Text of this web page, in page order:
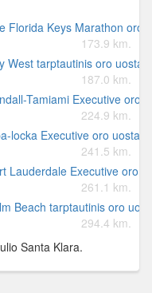
Florida Keys Marathon oro
173.9 km.
uostas
West tarptautinis oro uostas
187.0 km.
Tamiami Executive oro
224.9 km.
locka Executive oro uostas
241.5 km.
oro uostas
Lauderdale Executive oro
261.1 km.
Beach tarptautinis oro
294.4 km.
Santa Klara.